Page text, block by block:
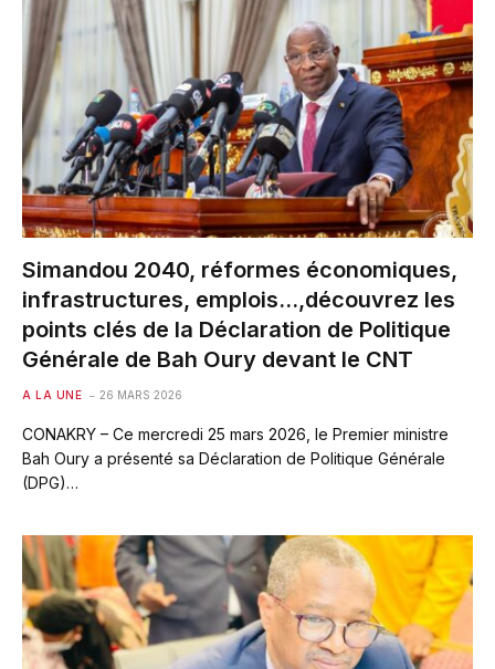
Simandou 2040, réformes économiques,
infrastructures, emplois…,découvrez les
points clés de la Déclaration de Politique
Générale de Bah Oury devant le CNT
A LA UNE 26 MARS 2026
CONAKRY – Ce mercredi 25 mars 2026, le Premier ministre
Bah Oury a présenté sa Déclaration de Politique Générale
(DPG)…